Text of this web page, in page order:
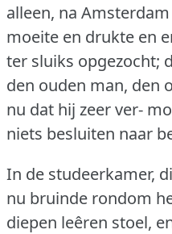
alleen, na
moeite en drukte en
ter sluiks opgezocht;
den ouden man, den
nu dat hij zeer ver-
niets besluiten naar
In de studeerkamer,
nu bruinde rondom
diepen leêren stoel,